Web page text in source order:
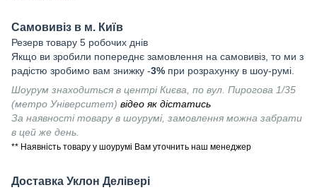
Самовивіз в м. Київ
Резерв товару 5 робочих днів
Якщо ви зробили попереднє замовлення на самовивіз, то ми з
радістю зробимо вам знижку -3% при розрахунку в шоу-румі.
Шоурум знаходиться в центрі Києва, по вул. Пирогова 1/35
(метро Університет) відео як дістатись
За наявності товару в шоурумі, замовлення можна забрати
в цей же день.
** Наявність товару у шоурумі Вам уточнить наш менеджер
Доставка Уклон Делівері